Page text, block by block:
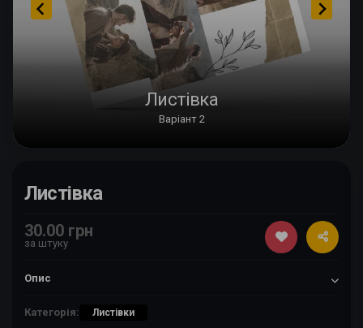
Листівка
Варіант 2
Листівка
30.00 грн
за штуку
Опис
Категорія: Листівки